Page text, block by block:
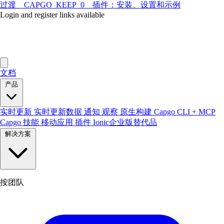
过渡__CAPGO_KEEP_0__插件：安装、设置和示例
Login and register links available
文档
产品
实时更新 实时更新数据 通知 观察 原生构建 Capgo CLI + MCP
Capgo 技能 移动应用 插件 Ionic企业版替代品
解决方案
按团队